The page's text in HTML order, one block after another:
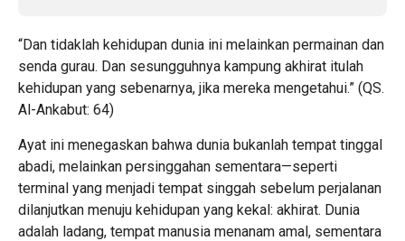
“Dan tidaklah kehidupan dunia ini melainkan permainan dan
senda gurau. Dan sesungguhnya kampung akhirat itulah
kehidupan yang sebenarnya, jika mereka mengetahui.” (QS.
Al-Ankabut: 64)
Ayat ini menegaskan bahwa dunia bukanlah tempat tinggal
abadi, melainkan persinggahan sementara—seperti
terminal yang menjadi tempat singgah sebelum perjalanan
dilanjutkan menuju kehidupan yang kekal: akhirat. Dunia
adalah ladang, tempat manusia menanam amal, sementara